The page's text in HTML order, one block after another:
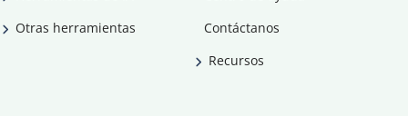
Otras herramientas
Contáctanos
Recursos